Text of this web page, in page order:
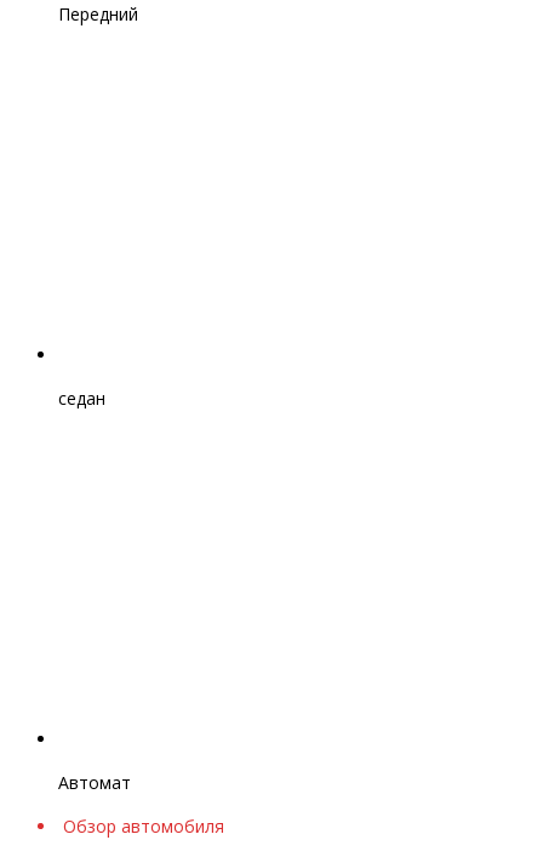
Передний
седан
Автомат
Обзор автомобиля